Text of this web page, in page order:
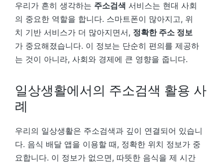
우리가 흔히 생각하는 주소검색 서비스는 현대 사회
의 중요한 역할을 합니다. 스마트폰이 많아지고, 위
치 기반 서비스가 더 많아지면서, 정확한 주소 정보
가 중요해졌습니다. 이 정보는 단순히 편의를 제공하
는 것이 아니라, 사회와 경제에 큰 영향을 줍니다.
일상생활에서의 주소검색 활용 사
례
우리의 일상생활은 주소검색과 깊이 연결되어 있습니
다. 음식 배달 앱을 이용할 때, 정확한 위치 정보가 중
요합니다. 이 정보가 없으면, 따뜻한 음식을 제 시간